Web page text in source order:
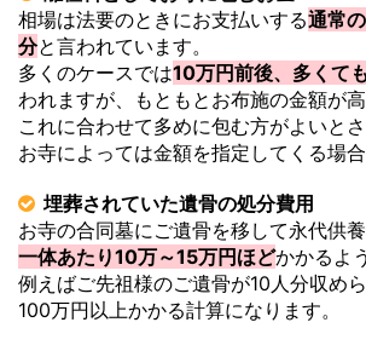
相場は法要のときにお支払いする通常
分と言われています。
多くのケースでは10万円前後、多くて
われますが、もともとお布施の金額が高
これに合わせて多めに包む方がよいとさ
お寺によっては金額を指定してくる場合
埋葬されていた遺骨の処分費用
お寺の合同墓にご遺骨を移して永代供
一体あたり10万～15万円ほどかかるよ
例えばご先祖様のご遺骨が10人分収めら
100万円以上かかる計算になります。